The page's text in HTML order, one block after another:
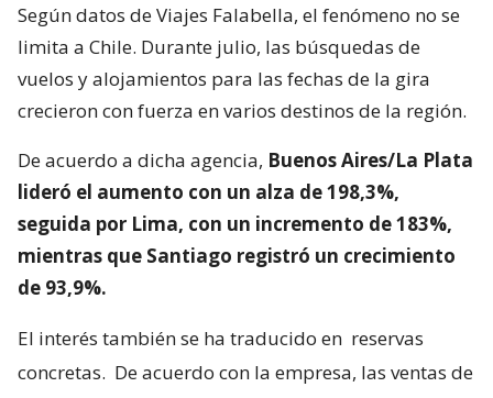
Según datos de Viajes Falabella, el fenómeno no se
limita a Chile. Durante julio, las búsquedas de
vuelos y alojamientos para las fechas de la gira
crecieron con fuerza en varios destinos de la región.
De acuerdo a dicha agencia, Buenos Aires/La Plata
lideró el aumento con un alza de 198,3%,
seguida por Lima, con un incremento de 183%,
mientras que Santiago registró un crecimiento
de 93,9%.
El interés también se ha traducido en reservas
concretas. De acuerdo con la empresa, las ventas de